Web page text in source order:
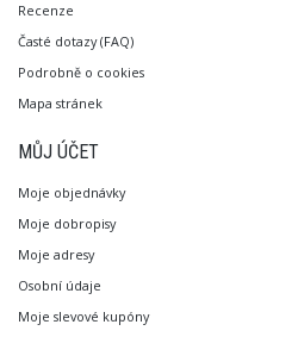
Recenze
Časté dotazy (FAQ)
Podrobně o cookies
Mapa stránek
MŮJ ÚČET
Moje objednávky
Moje dobropisy
Moje adresy
Osobní údaje
Moje slevové kupóny